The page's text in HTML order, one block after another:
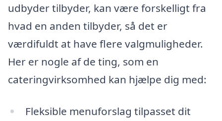
udbyder tilbyder, kan være forskelligt fra
hvad en anden tilbyder, så det er
værdifuldt at have flere valgmuligheder.
Her er nogle af de ting, som en
cateringvirksomhed kan hjælpe dig med:
Fleksible menuforslag tilpasset dit